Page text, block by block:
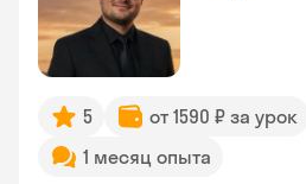
5
от 1590 ₽ за урок
1 месяц опыта